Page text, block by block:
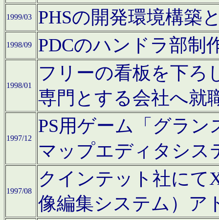
1999/03 PHSの開発環境構築
1998/09 PDCのハンドラ部制
1998/01
フリーの看板を下ろ
専門とする会社へ就
1997/12
PS用ゲーム「グラン
マップエディタシス
1997/08
クインテット社にて
像編集システム）ア